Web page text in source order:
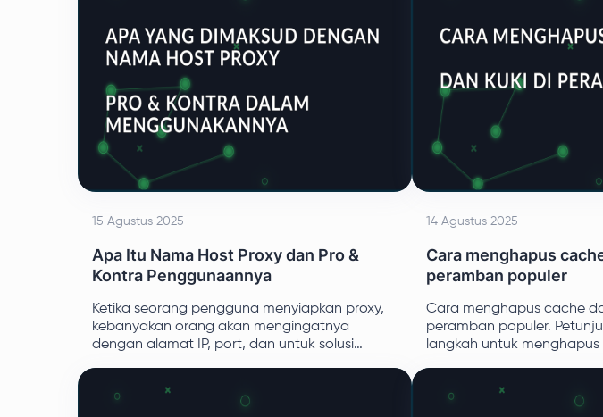
15 Agustus 2025
Apa Itu Nama Host Proxy dan Pro &
Kontra Penggunaannya
Ketika seorang pengguna menyiapkan proxy,
kebanyakan orang akan mengingatnya
dengan alamat IP, port, dan untuk solusi
nama host proxy dan fitur-fiturnya.
14 Agustus 2025
Cara menghapus
peramban populer
Cara menghapus cache
peramban populer.
langkah untuk